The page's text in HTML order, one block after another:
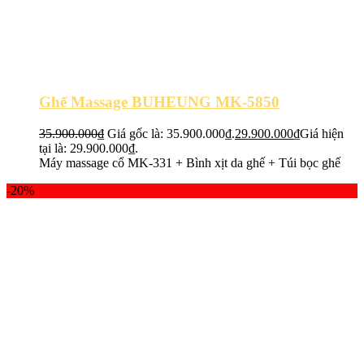
Ghế Massage BUHEUNG MK-5850
35.900.000₫ Giá gốc là: 35.900.000₫.29.900.000₫Giá hiện
tại là: 29.900.000₫.
Máy massage cổ MK-331 + Bình xịt da ghế + Túi bọc ghế
-20%